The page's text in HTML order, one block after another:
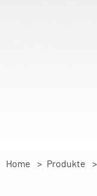
Home Produkte